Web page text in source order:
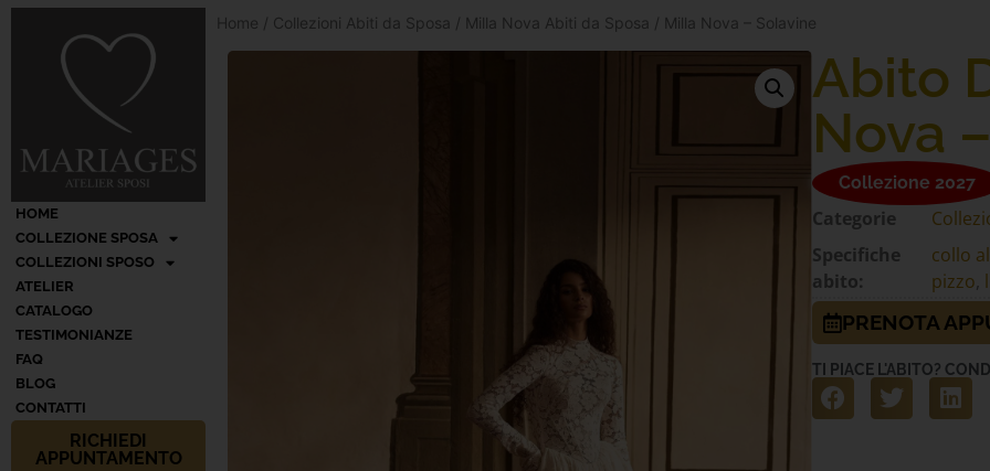
HOME
COLLEZIONE SPOSA
COLLEZIONI SPOSO
ATELIER
CATALOGO
TESTIMONIANZE
FAQ
BLOG
CONTATTI
RICHIEDI
APPUNTAMENTO
Home / Collezioni Abiti da Sposa / Milla Nova Abiti da Sposa / Milla Nova – Solavine
Abito
Nova
Collezione 2027
Categorie
Specifiche
abito:
collo
pizzo
PRENOTA
TI PIACE L'ABITO?